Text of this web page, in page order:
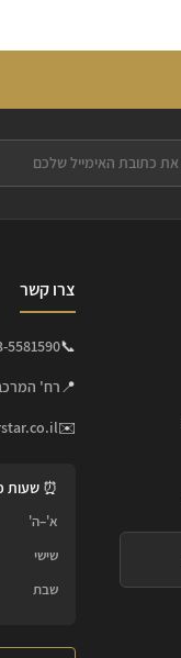
צרו קשר
📞
5581590
📍רח' המרכבה 26,
✉️
⏰ שעות
א'–ה'
שישי
שבת